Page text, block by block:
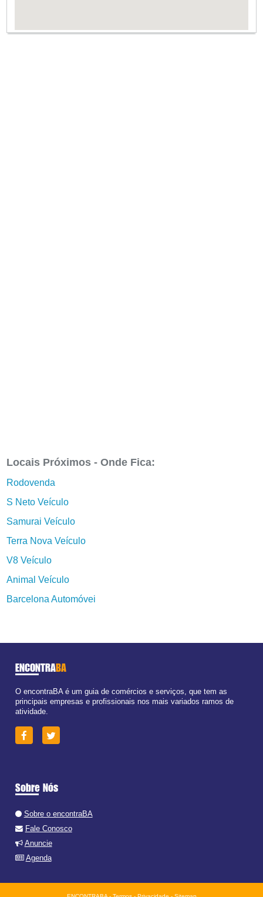
Locais Próximos - Onde Fica:
Rodovenda
S Neto Veículo
Samurai Veículo
Terra Nova Veículo
V8 Veículo
Animal Veículo
Barcelona Automóvei
ENCONTRABA
O encontraBA é um guia de comércios e serviços, que tem as
principais empresas e profissionais nos mais variados ramos de
atividade.
Sobre Nós
Sobre o encontraBA
Fale Conosco
Anuncie
Agenda